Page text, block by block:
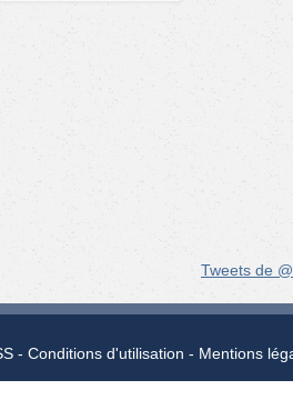
Tweets de
Conditions d'utilisation Mentions